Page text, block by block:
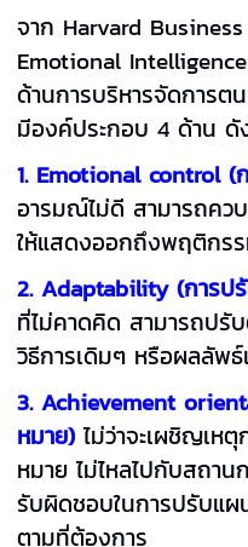
จาก Harvard
Emotional
ด้านการบริหารจัดการต
มีองค์ประกอบ 4 ด้าน ดั
1. Emotional control
อารมณ์ไม่ดี สามารถคว
ให้แสดงออกถึงพฤติกรร
2. Adaptability (การป
ที่ไม่คาดคิด สามารถปรั
วิธีการเดิมๆ หรือผลลัพ
3. Achievement
หมาย) ไม่ว่าจะเผชิญเห
หมาย ไม่ไหลไปกับสถา
รับผิดชอบในการปรับแผ
ตามที่ต้องการ